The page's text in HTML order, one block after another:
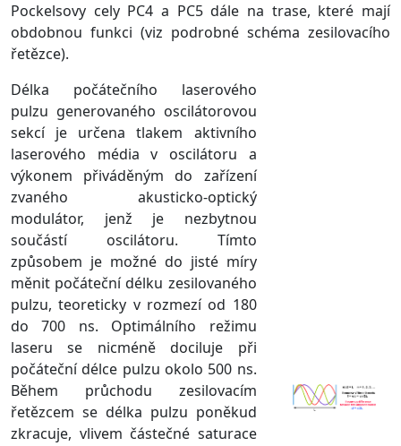
Pockelsovy cely PC4 a PC5 dále na trase, které mají
obdobnou funkci (viz podrobné schéma zesilovacího
řetězce).
Délka počátečního laserového
pulzu generovaného oscilátorovou
sekcí je určena tlakem aktivního
laserového média v oscilátoru a
výkonem přiváděným do zařízení
zvaného akusticko-optický
modulátor, jenž je nezbytnou
součástí oscilátoru. Tímto
způsobem je možné do jisté míry
měnit počáteční délku zesilovaného
pulzu, teoreticky v rozmezí od 180
do 700 ns. Optimálního režimu
laseru se nicméně dociluje při
počáteční délce pulzu okolo 500 ns.
Během průchodu zesilovacím
řetězcem se délka pulzu poněkud
zkracuje, vlivem částečné saturace